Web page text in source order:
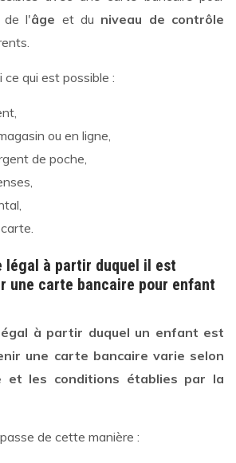
de l'âge et du niveau de contrôle
qui est possible :
ou en ligne,
de poche,
à partir duquel il est
une carte bancaire pour enfant
à partir duquel un enfant est
une carte bancaire varie selon
les conditions établies par la
de cette manière :